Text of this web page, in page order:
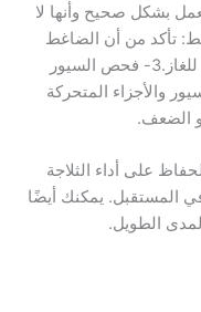
بشكل صحيح وأنها لا
فحص الضاغط: تأكد من أن الضاغط
يعمل بشكل صحيح ولا يوجد به أي تسرب للغاز.3- فحص السيور
والأجزاء المتحركة
الضعف.
على أداء الثلاجة
المستقبل. يمكنك أيضًا
الطويل.